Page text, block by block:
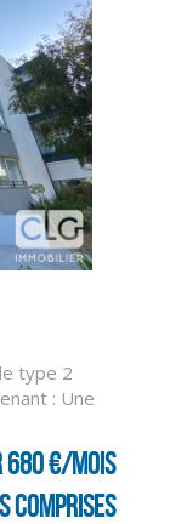
type 2
: Une
680 €/mois
comprises